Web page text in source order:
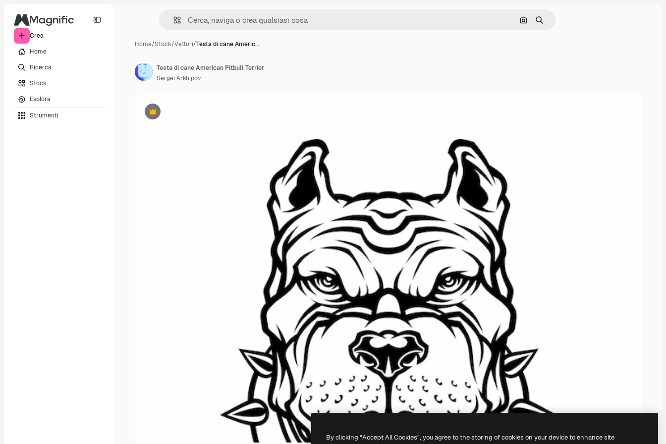
Crea
Home
Ricerca
Stock
Esplora
Strumenti
Cerca per immagine
Ricerca
Home/Stock/Vettori/Testa di cane Americ…
Premium
Testa di cane American Pitbull Terrier
Sergei Arkhipov
By clicking “Accept All Cookies”, you agree to the storing of cookies on your device to enhance site